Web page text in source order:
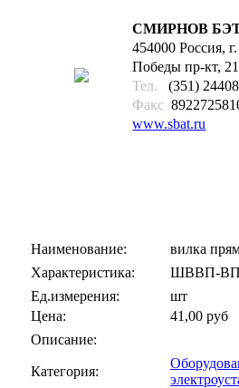
СМИРНОВ
454000 Россия,
Победы пр-кт,
Тел.
(351)
Факс
www.sbat.ru
Наименование:
вилка
Характеристика:
ШВВП-ВП
Ед.измерения:
шт
Цена:
41,00 руб
Описание:
Категория: